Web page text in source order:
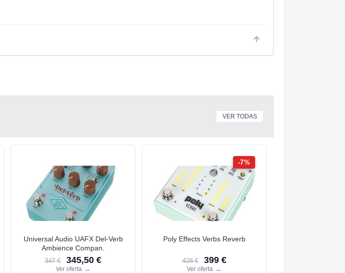
VER TODAS
Universal Audio UAFX Del-Verb
Ambience Compan.
347 € 345,50 €
Ver oferta →
-7%
Poly Effects Verbs Reverb
428 € 399 €
Ver oferta →